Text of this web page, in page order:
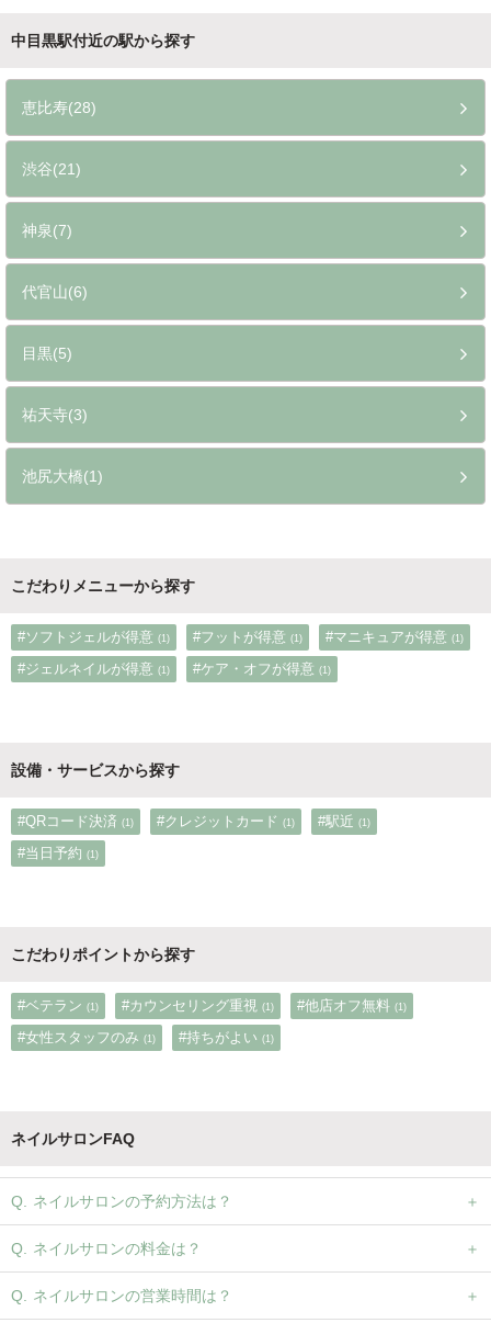
中目黒駅付近の駅から探す
恵比寿(28)
渋谷(21)
神泉(7)
代官山(6)
目黒(5)
祐天寺(3)
池尻大橋(1)
こだわりメニューから探す
#ソフトジェルが得意 (1) #フットが得意 (1) #マニキュアが得意 (1)
#ジェルネイルが得意 (1) #ケア・オフが得意 (1)
設備・サービスから探す
#QRコード決済 (1) #クレジットカード (1) #駅近 (1)
#当日予約 (1)
こだわりポイントから探す
#ベテラン (1) #カウンセリング重視 (1) #他店オフ無料 (1)
#女性スタッフのみ (1) #持ちがよい (1)
ネイルサロンFAQ
ネイルサロンの予約方法は？
ネイルサロンの料金は？
ネイルサロンの営業時間は？